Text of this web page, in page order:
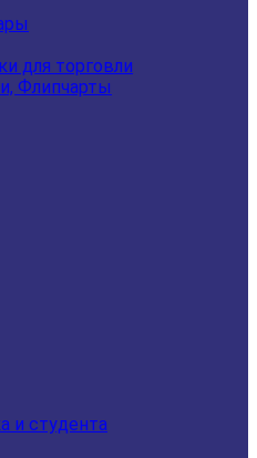
для торговли
Флипчарты
и студента